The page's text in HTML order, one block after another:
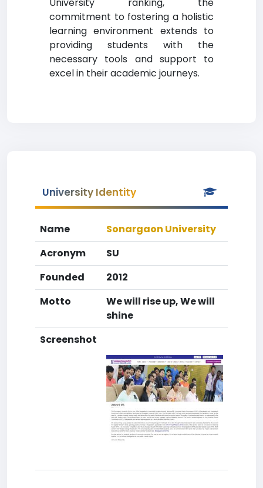
commitment to fostering a holistic
learning environment extends to
providing students with the
necessary tools and support to
excel in their academic journeys.
University Identity
Name
Sonargaon University
Acronym
SU
Founded
2012
Motto
We will rise up, We will
shine
Screenshot